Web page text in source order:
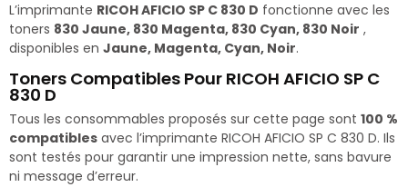
L’imprimante RICOH AFICIO SP C 830 D fonctionne avec les
toners 830 Jaune, 830 Magenta, 830 Cyan, 830 Noir ,
disponibles en Jaune, Magenta, Cyan, Noir.
Toners Compatibles Pour RICOH AFICIO SP C
830 D
Tous les consommables proposés sur cette page sont 100 %
compatibles avec l’imprimante RICOH AFICIO SP C 830 D. Ils
sont testés pour garantir une impression nette, sans bavure
ni message d’erreur.